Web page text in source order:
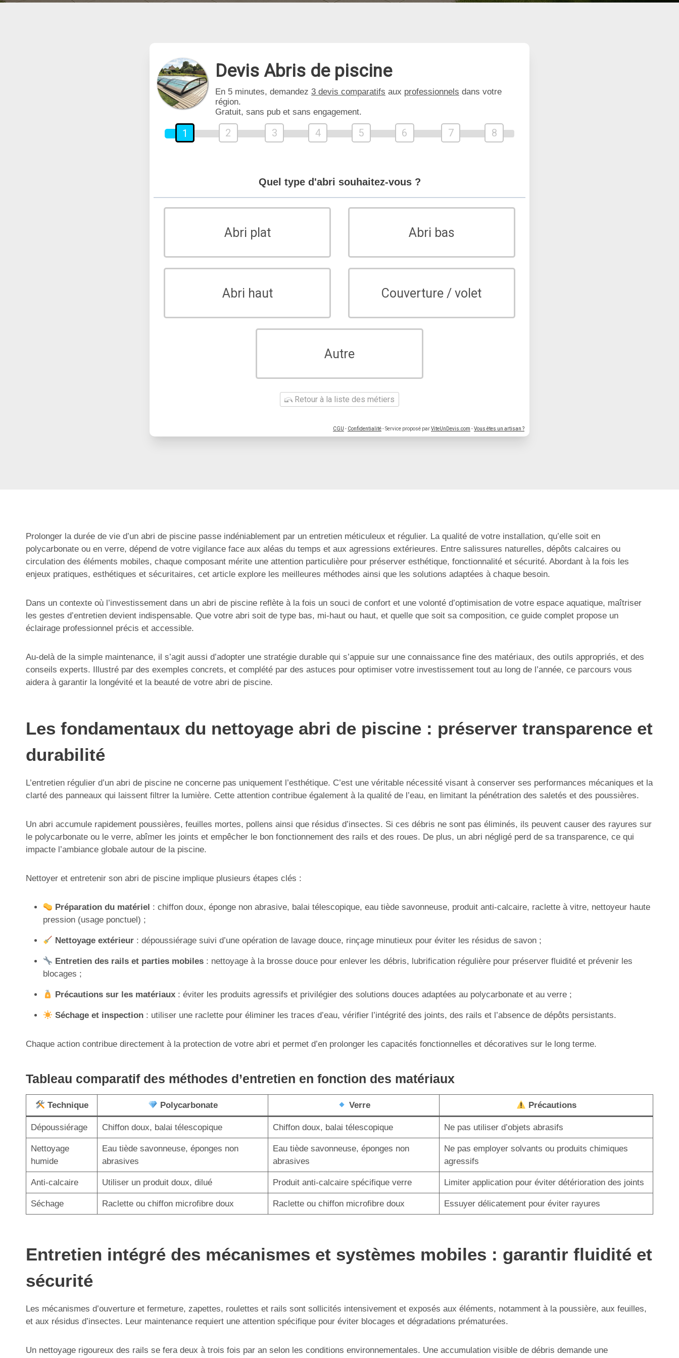
Devis Abris de piscine
En 5 minutes, demandez 3 devis comparatifs aux professionnels dans votre
région.
Gratuit, sans pub et sans engagement.
1 2 3 4 5 6 7 8
Quel type d'abri souhaitez-vous ?
Abri plat Abri bas
Abri haut Couverture / volet
Autre
Retour à la liste des métiers
CGU - Confidentialité- Service proposé parViteUnDevis.com -Vous êtes un artisan ?
Prolonger la durée de vie d’un abri de piscine passe indéniablement par un entretien méticuleux et régulier. La qualité de votre installation, qu’elle soit en
polycarbonate ou en verre, dépend de votre vigilance face aux aléas du temps et aux agressions extérieures. Entre salissures naturelles, dépôts calcaires ou
circulation des éléments mobiles, chaque composant mérite une attention particulière pour préserver esthétique, fonctionnalité et sécurité. Abordant à la fois les
enjeux pratiques, esthétiques et sécuritaires, cet article explore les meilleures méthodes ainsi que les solutions adaptées à chaque besoin.
Dans un contexte où l’investissement dans un abri de piscine reflète à la fois un souci de confort et une volonté d’optimisation de votre espace aquatique, maîtriser
les gestes d’entretien devient indispensable. Que votre abri soit de type bas, mi-haut ou haut, et quelle que soit sa composition, ce guide complet propose un
éclairage professionnel précis et accessible.
Au-delà de la simple maintenance, il s’agit aussi d’adopter une stratégie durable qui s’appuie sur une connaissance fine des matériaux, des outils appropriés, et des
conseils experts. Illustré par des exemples concrets, et complété par des astuces pour optimiser votre investissement tout au long de l’année, ce parcours vous
aidera à garantir la longévité et la beauté de votre abri de piscine.
Les fondamentaux du nettoyage abri de piscine : préserver transparence et
durabilité
L’entretien régulier d’un abri de piscine ne concerne pas uniquement l’esthétique. C’est une véritable nécessité visant à conserver ses performances mécaniques et la
clarté des panneaux qui laissent filtrer la lumière. Cette attention contribue également à la qualité de l’eau, en limitant la pénétration des saletés et des poussières.
Un abri accumule rapidement poussières, feuilles mortes, pollens ainsi que résidus d’insectes. Si ces débris ne sont pas éliminés, ils peuvent causer des rayures sur
le polycarbonate ou le verre, abîmer les joints et empêcher le bon fonctionnement des rails et des roues. De plus, un abri négligé perd de sa transparence, ce qui
impacte l’ambiance globale autour de la piscine.
Nettoyer et entretenir son abri de piscine implique plusieurs étapes clés :
Préparation du matériel : chif­fon doux, éponge non abrasive, balai télescopique, eau tiède savonneuse, produit anti-calcaire, raclette à vitre, nettoyeur haute
pression (usage ponctuel) ;
Nettoyage extérieur : dépoussiérage suivi d’une opération de lavage douce, rinçage minutieux pour éviter les résidus de savon ;
Entretien des rails et parties mobiles : nettoyage à la brosse douce pour enlever les débris, lubrification régulière pour préserver fluidité et prévenir les
blocages ;
Précautions sur les matériaux : éviter les produits agressifs et privilégier des solutions douces adaptées au polycarbonate et au verre ;
Séchage et inspection : utiliser une raclette pour éliminer les traces d’eau, vérifier l’intégrité des joints, des rails et l’absence de dépôts persistants.
Chaque action contribue directement à la protection de votre abri et permet d’en prolonger les capacités fonctionnelles et décoratives sur le long terme.
Tableau comparatif des méthodes d’entretien en fonction des matériaux
Technique Polycarbonate Verre Précautions
Dépoussiérage Chiffon doux, balai télescopique Chiffon doux, balai télescopique Ne pas utiliser d’objets abrasifs
Nettoyage
humide
Eau tiède savonneuse, éponges non
abrasives
Eau tiède savonneuse, éponges non
abrasives
Ne pas employer solvants ou produits chimiques
agressifs
Anti-calcaire Utiliser un produit doux, dilué Produit anti-calcaire spécifique verre Limiter application pour éviter détérioration des joints
Séchage Raclette ou chiffon microfibre doux Raclette ou chiffon microfibre doux Essuyer délicatement pour éviter rayures
Entretien intégré des mécanismes et systèmes mobiles : garantir fluidité et
sécurité
Les mécanismes d’ouverture et fermeture, zapettes, roulettes et rails sont sollicités intensivement et exposés aux éléments, notamment à la poussière, aux feuilles,
et aux résidus d’insectes. Leur maintenance requiert une attention spécifique pour éviter blocages et dégradations prématurées.
Un nettoyage rigoureux des rails se fera deux à trois fois par an selon les conditions environnementales. Une accumulation visible de débris demande une